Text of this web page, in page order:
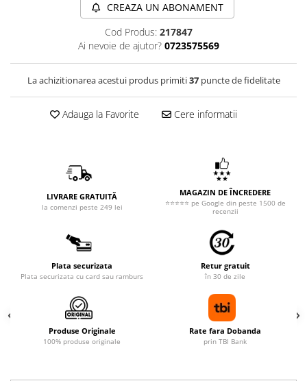
CREAZA UN ABONAMENT
Cod Produs: 217847
Ai nevoie de ajutor? 0723575569
La achizitionarea acestui produs primiti37puncte de fidelitate
Adauga la Favorite Cere informatii
LIVRARE GRATUITĂ
la comenzi peste 249 lei
MAGAZIN DE ÎNCREDERE
⭐⭐⭐⭐⭐ pe Google din peste 1500 de
recenzii
Plata securizata
Plata securizata cu card sau ramburs
Retur gratuit
în 30 de zile
Produse Originale
100% produse originale
Rate fara Dobanda
prin TBI Bank